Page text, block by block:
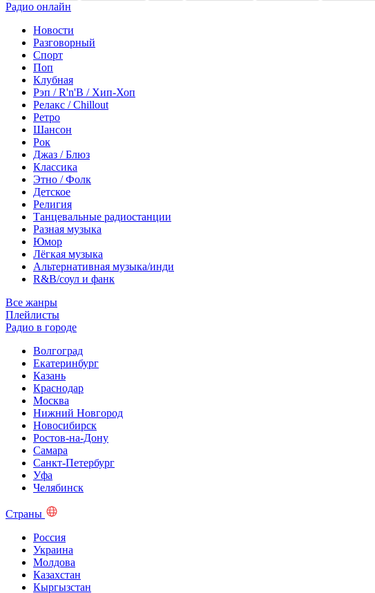
Радио онлайн
Новости
Разговорный
Спорт
Поп
Клубная
Рэп / R'n'B / Хип-Хоп
Релакс / Chillout
Ретро
Шансон
Рок
Джаз / Блюз
Классика
Этно / Фолк
Детское
Религия
Танцевальные радиостанции
Разная музыка
Юмор
Лёгкая музыка
Альтернативная музыка/инди
R&B/cоул и фанк
Все жанры
Плейлисты
Радио в городе
Волгоград
Екатеринбург
Казань
Краснодар
Москва
Нижний Новгород
Новосибирск
Ростов-на-Дону
Самара
Санкт-Петербург
Уфа
Челябинск
Страны
Россия
Украина
Молдова
Казахстан
Кыргызстан